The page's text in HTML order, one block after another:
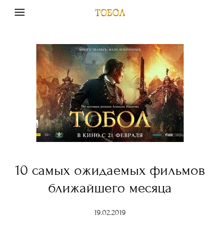
10 самых ожидаемых фильмов
ближайшего месяца
19.02.2019